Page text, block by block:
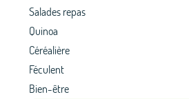
Salades repas
Quinoa
Céréalière
Féculent
Bien-être